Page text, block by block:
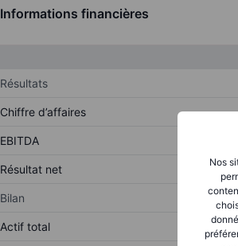
Nos
Informations financières
Résultats
Chiffre d’affaires
EBITDA
Résultat net
Bilan
Actif total